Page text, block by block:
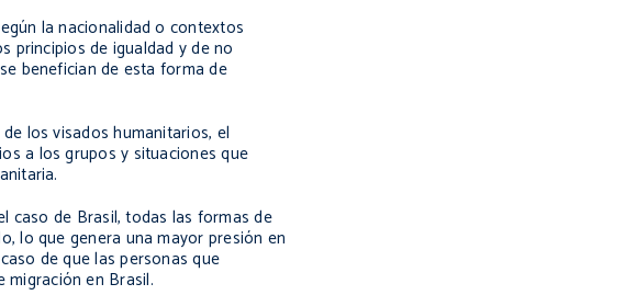
la nacionalidad o contextos
principios de igualdad y de no
benefician de esta forma de
los visados humanitarios, el
a los grupos y situaciones que
caso de Brasil, todas las formas de
lo que genera una mayor presión en
de que las personas que
en Brasil.